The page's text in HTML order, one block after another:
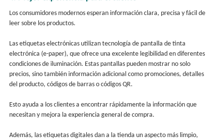
Los consumidores modernos esperan información clara, precisa y fácil de
leer sobre los productos.
Las etiquetas electrónicas utilizan tecnología de pantalla de tinta
electrónica (e-paper), que ofrece una excelente legibilidad en diferentes
condiciones de iluminación. Estas pantallas pueden mostrar no solo
precios, sino también información adicional como promociones, detalles
del producto, códigos de barras o códigos QR.
Esto ayuda a los clientes a encontrar rápidamente la información que
necesitan y mejora la experiencia general de compra.
Además, las etiquetas digitales dan a la tienda un aspecto más limpio,